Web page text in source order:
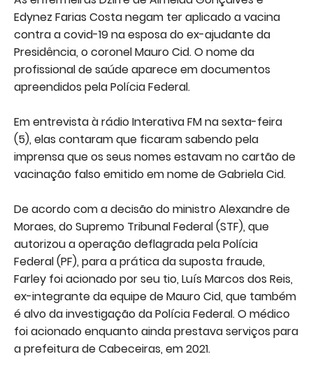
Edynez Farias Costa negam ter aplicado a vacina
contra a covid-19 na esposa do ex-ajudante da
Presidência, o coronel Mauro Cid. O nome da
profissional de saúde aparece em documentos
apreendidos pela Polícia Federal.
Em entrevista à rádio Interativa FM na sexta-feira
(5), elas contaram que ficaram sabendo pela
imprensa que os seus nomes estavam no cartão de
vacinação falso emitido em nome de Gabriela Cid.
De acordo com a decisão do ministro Alexandre de
Moraes, do Supremo Tribunal Federal (STF), que
autorizou a operação deflagrada pela Polícia
Federal (PF), para a prática da suposta fraude,
Farley foi acionado por seu tio, Luís Marcos dos Reis,
ex-integrante da equipe de Mauro Cid, que também
é alvo da investigação da Polícia Federal. O médico
foi acionado enquanto ainda prestava serviços para
a prefeitura de Cabeceiras, em 2021.